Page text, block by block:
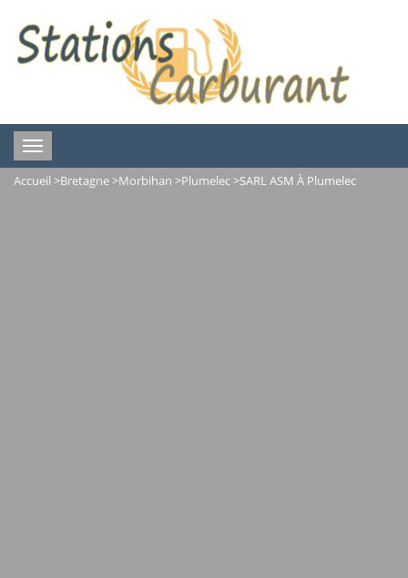
Toggle
navigation
Accueil >Bretagne>Morbihan >Plumelec>SARL ASM À Plumelec